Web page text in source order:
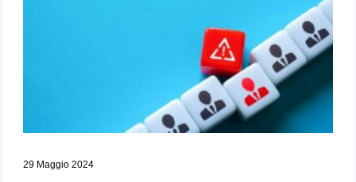
29 Maggio 2024